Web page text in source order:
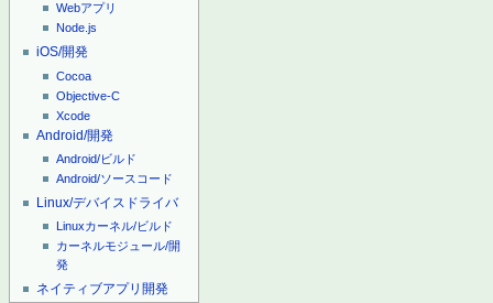
Webアプリ
Node.js
iOS/開発
Cocoa
Objective-C
Xcode
Android/開発
Android/ビルド
Android/ソースコード
Linux/デバイスドライバ
Linuxカーネル/ビルド
カーネルモジュール/開
発
ネイティブアプリ開発